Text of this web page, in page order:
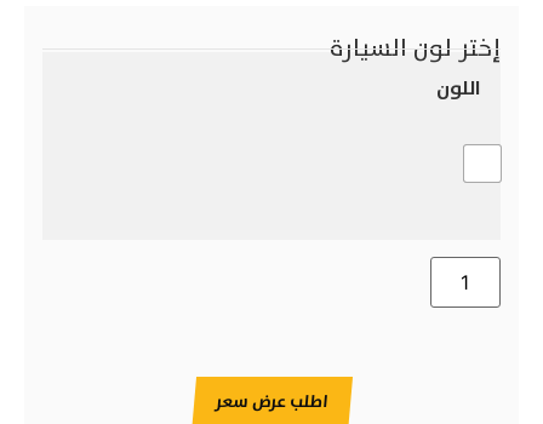
إختر لون السيارة
اللون
اطلب عرض سعر